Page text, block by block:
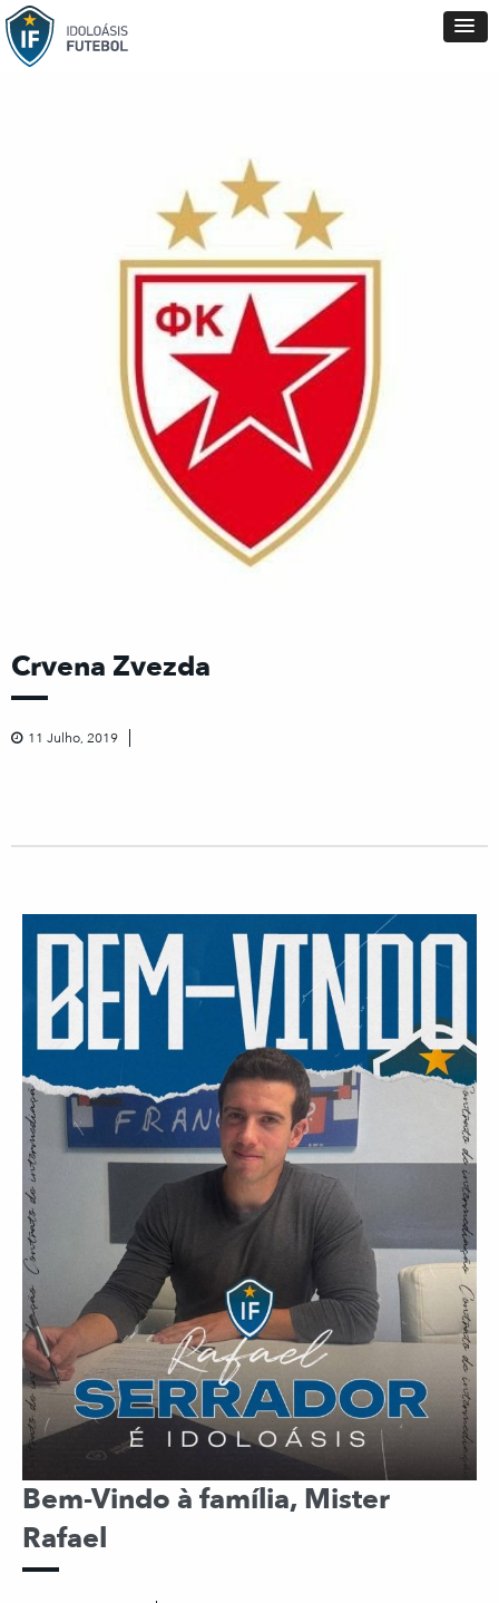
Crvena Zvezda
11 Julho, 2019
Bem-Vindo à família, Mister
Rafael